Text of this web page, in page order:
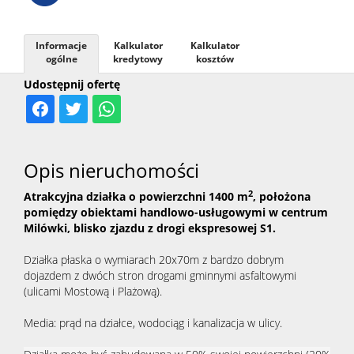
Udostępnij ofertę
Informacje
ogólne
Kalkulator
kredytowy
Kalkulator
kosztów
Opis nieruchomości
Atrakcyjna działka o powierzchni 1400 m2, położona
pomiędzy obiektami handlowo-usługowymi w centrum
Milówki, blisko zjazdu z drogi ekspresowej S1.
Działka płaska o wymiarach 20x70m z bardzo dobrym
dojazdem z dwóch stron drogami gminnymi asfaltowymi
(ulicami Mostową i Plażową).
Media: prąd na działce, wodociąg i kanalizacja w ulicy.